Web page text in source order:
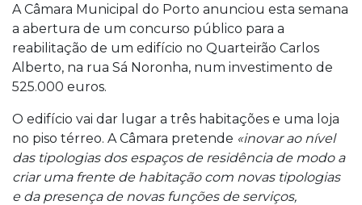
A Câmara Municipal do Porto anunciou esta semana
a abertura de um concurso público para a
reabilitação de um edifício no Quarteirão Carlos
Alberto, na rua Sá Noronha, num investimento de
525.000 euros.
O edifício vai dar lugar a três habitações e uma loja
no piso térreo. A Câmara pretende «inovar ao nível
das tipologias dos espaços de residência de modo a
criar uma frente de habitação com novas tipologias
e da presença de novas funções de serviços,